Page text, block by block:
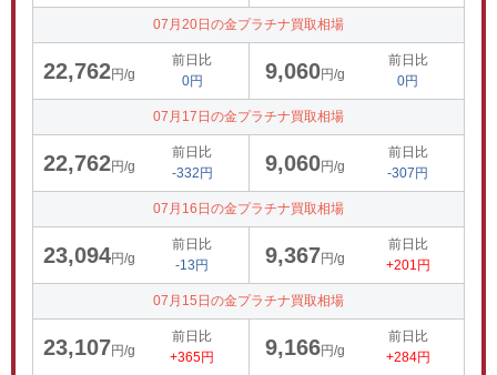
07月20日の金プラチナ買取相場
22,762円/g
前日比
0円
9,060円/g
前日比
0円
07月17日の金プラチナ買取相場
22,762円/g
前日比
-332円
9,060円/g
前日比
-307円
07月16日の金プラチナ買取相場
23,094円/g
前日比
-13円
9,367円/g
前日比
+201円
07月15日の金プラチナ買取相場
23,107円/g
前日比
+365円
9,166円/g
前日比
+284円